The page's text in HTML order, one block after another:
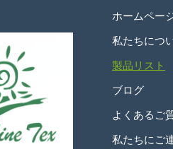
ホームペー
私たちにつ
製品リスト
ブログ
よくあるご
私たちにご